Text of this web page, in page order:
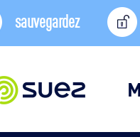
sauvegardez